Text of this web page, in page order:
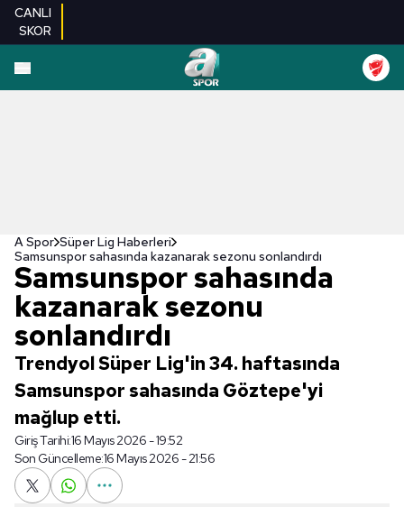
CANLI
SKOR
A Spor Süper Lig Haberleri
Samsunspor sahasında kazanarak sezonu sonlandırdı
Samsunspor sahasında
kazanarak sezonu
sonlandırdı
Trendyol Süper Lig'in 34. haftasında
Samsunspor sahasında Göztepe'yi
mağlup etti.
Giriş Tarihi:16 Mayıs 2026 - 19:52
Son Güncelleme:16 Mayıs 2026 - 21:56